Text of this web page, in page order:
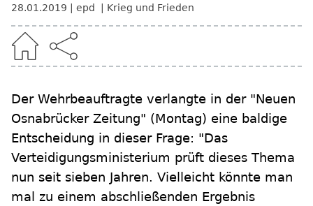
28.01.2019 epd Krieg und Frieden
Der Wehrbeauftragte verlangte in der "Neuen
Osnabrücker Zeitung" (Montag) eine baldige
Entscheidung in dieser Frage: "Das
Verteidigungsministerium prüft dieses Thema
nun seit sieben Jahren. Vielleicht könnte man
mal zu einem abschließenden Ergebnis